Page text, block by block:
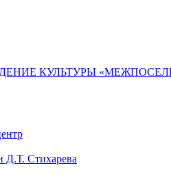
КУЛЬТУРЫ
Д.Т. Стихарева